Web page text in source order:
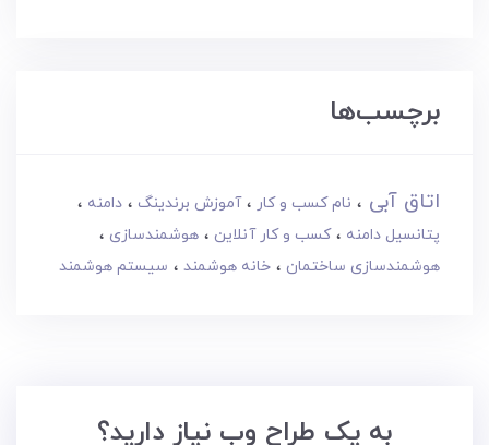
برچسب‌ها
اتاق آبی نام کسب و کار آموزش برندینگ
دامنه
پتانسیل دامنه
کسب و کار آنلاین
هوشمندسازی
هوشمندسازی ساختمان
خانه هوشمند سیستم هوشمند
به یک طراح وب نیاز دارید؟